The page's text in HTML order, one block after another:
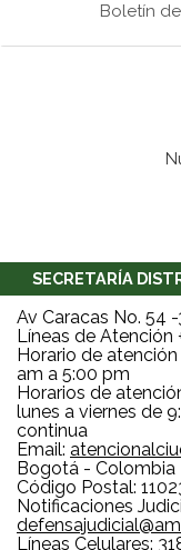
Boletín
SECRETARÍA
Av Caracas No. 54
Líneas de Atención
Horario de
am a 5:00 pm
Horarios de
lunes a viernes de
continua
Email:
Bogotá - Colombia
Código Postal:
Notificaciones
Líneas Celulares: